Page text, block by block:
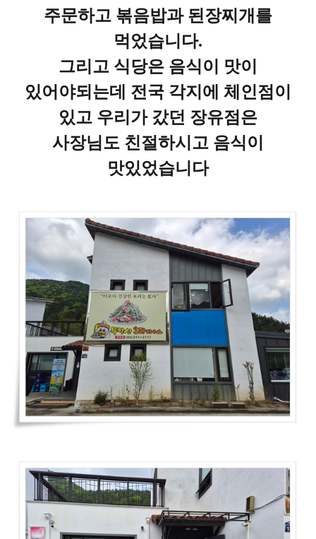
주문하고 볶음밥과 된장찌개를
먹었습니다.
그리고 식당은 음식이 맛이
있어야되는데 전국 각지에 체인점이
있고 우리가 갔던 장유점은
사장님도 친절하시고 음식이
맛있었습니다